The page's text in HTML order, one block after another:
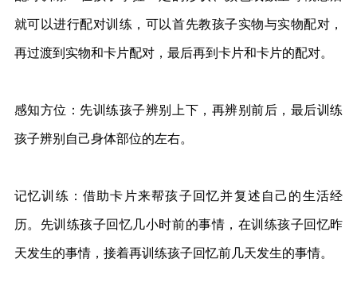
就可以进行配对训练，可以首先教孩子实物与实物配对，
再过渡到实物和卡片配对，最后再到卡片和卡片的配对。
感知方位：先训练孩子辨别上下，再辨别前后，最后训练
孩子辨别自己身体部位的左右。
记忆训练：借助卡片来帮孩子回忆并复述自己的生活经
历。先训练孩子回忆几小时前的事情，在训练孩子回忆昨
天发生的事情，接着再训练孩子回忆前几天发生的事情。